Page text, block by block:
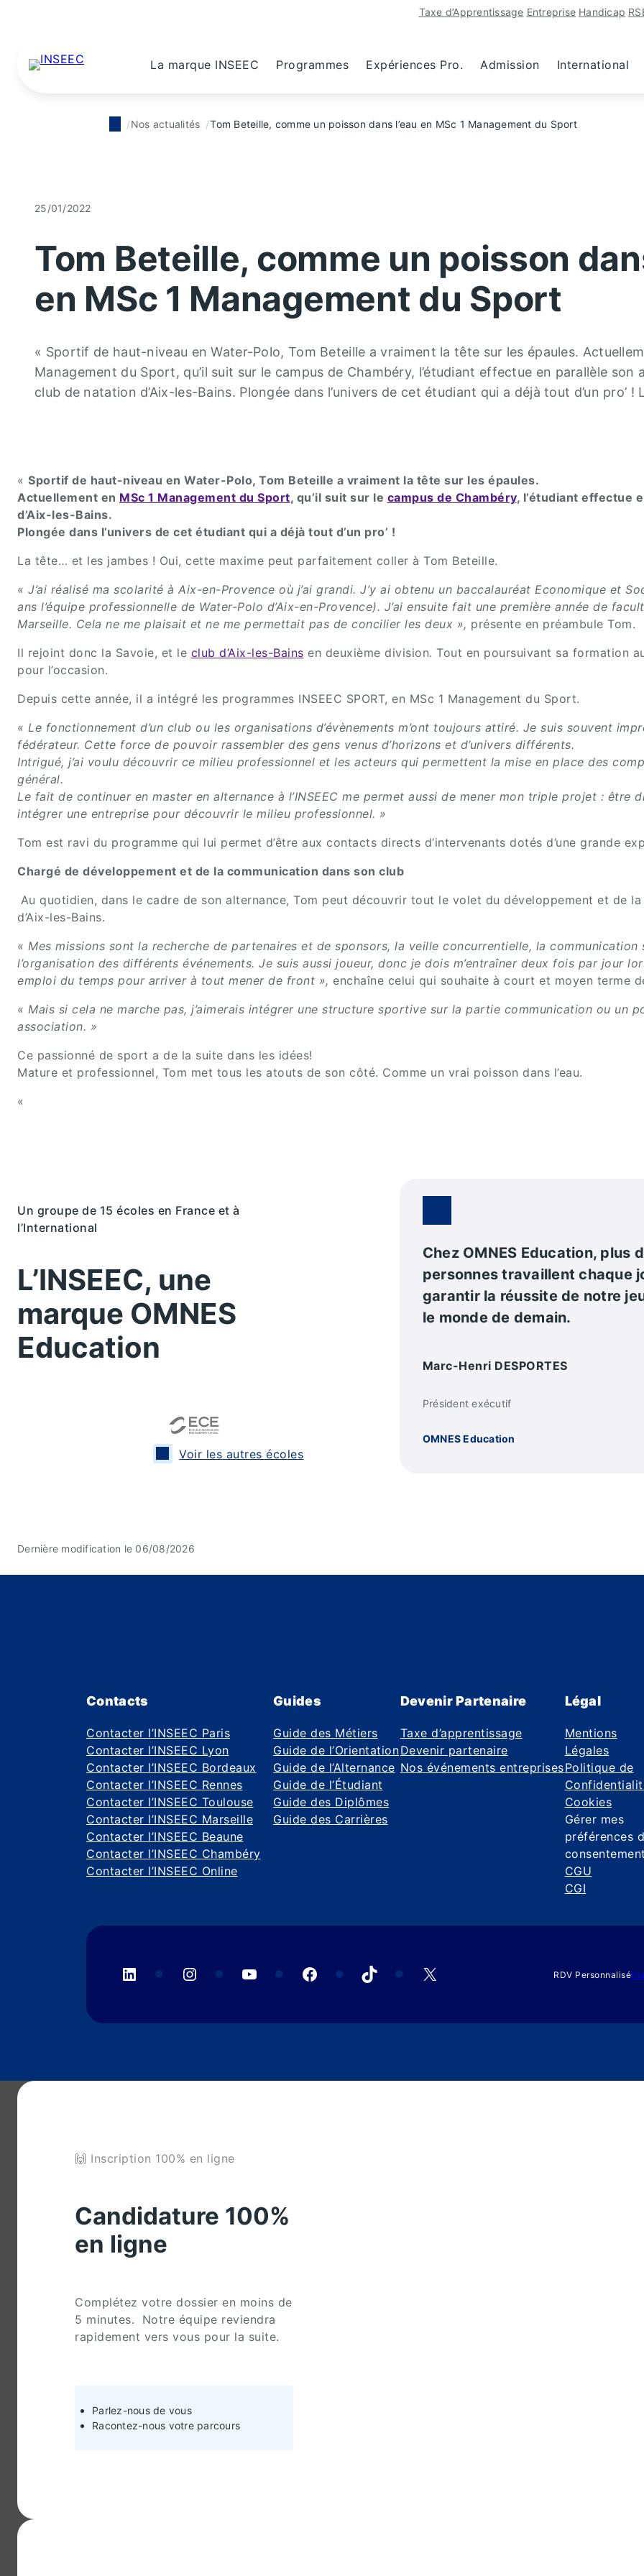
Taxe d’Apprentissage Entreprise Handicap
La marque INSEEC Programmes Expériences Pro. Admission International
Nos actualités Tom Beteille, comme un poisson dans l’eau en MSc 1 Management du Sport
25/01/2022
Tom Beteille, comme un poisson
en MSc 1 Management du Sport
« Sportif de haut-niveau en Water-Polo, Tom Beteille a vraiment la tête sur les épaules.
Management du Sport, qu’il suit sur le campus de Chambéry, l’étudiant effectue en parallèle son
club de natation d’Aix-les-Bains. Plongée dans l’univers de cet étudiant qui a déjà tout d’un pro’
« Sportif de haut-niveau en Water-Polo, Tom Beteille a vraiment la tête sur les épaules.
Actuellement en MSc 1 Management du Sport, qu’il suit sur le campus de Chambéry, l’étudiant effectue
d’Aix-les-Bains.
Plongée dans l’univers de cet étudiant qui a déjà tout d’un pro’ !
La tête… et les jambes ! Oui, cette maxime peut parfaitement coller à Tom Beteille.
« J’ai réalisé ma scolarité à Aix-en-Provence où j’ai grandi. J’y ai obtenu un baccalauréat Economique et
ans l’équipe professionnelle de Water-Polo d’Aix-en-Provence). J’ai ensuite fait une première année de
Marseille. Cela ne me plaisait et ne me permettait pas de concilier les deux », présente en préambule Tom.
Il rejoint donc la Savoie, et le club d’Aix-les-Bains en deuxième division. Tout en poursuivant sa formation
pour l’occasion.
Depuis cette année, il a intégré les programmes INSEEC SPORT, en MSc 1 Management du Sport.
« Le fonctionnement d’un club ou les organisations d’évènements m’ont toujours attiré. Je suis souvent
fédérateur. Cette force de pouvoir rassembler des gens venus d’horizons et d’univers différents.
Intrigué, j’ai voulu découvrir ce milieu professionnel et les acteurs qui permettent la mise en place des
général.
Le fait de continuer en master en alternance à l’INSEEC me permet aussi de mener mon triple projet : être
intégrer une entreprise pour découvrir le milieu professionnel. »
Tom est ravi du programme qui lui permet d’être aux contacts directs d’intervenants dotés d’une grande
Chargé de développement et de la communication dans son club
Au quotidien, dans le cadre de son alternance, Tom peut découvrir tout le volet du développement et de
d’Aix-les-Bains.
« Mes missions sont la recherche de partenaires et de sponsors, la veille concurrentielle, la
l’organisation des différents événements. Je suis aussi joueur, donc je dois m’entraîner deux fois par jour
emploi du temps pour arriver à tout mener de front », enchaîne celui qui souhaite à court et moyen terme
« Mais si cela ne marche pas, j’aimerais intégrer une structure sportive sur la partie communication ou un
association. »
Ce passionné de sport a de la suite dans les idées!
Mature et professionnel, Tom met tous les atouts de son côté. Comme un vrai poisson dans l’eau.
«
Un groupe de 15 écoles en France et à
l’International
L’INSEEC, une
marque OMNES
Education
Voir les autres écoles
Chez OMNES Education, plus
personnes travaillent chaque
garantir la réussite de notre
le monde de demain.
Marc-Henri DESPORTES
Président exécutif
OMNES Education
Dernière modification le 06/08/2026
Contacts
Contacter l’INSEEC Paris
Contacter l’INSEEC Lyon
Contacter l’INSEEC Bordeaux
Contacter l’INSEEC Rennes
Contacter l’INSEEC Toulouse
Contacter l’INSEEC Marseille
Contacter l’INSEEC Beaune
Contacter l’INSEEC Chambéry
Contacter l’INSEEC Online
Guides
Guide des Métiers
Guide de l’Orientation
Guide de l’Alternance
Guide de l’Étudiant
Guide des Diplômes
Guide des Carrières
Devenir Partenaire
Taxe d’apprentissage
Devenir partenaire
Nos événements entreprises
Légal
Mentions
Légales
Politique de
Cookies
Gérer mes
préférences
consentement
CGU
CGI
LinkedInInstagramYouTubeFacebookTikTok X RDV Personnalisé
🙌 Inscription 100% en ligne
Candidature 100%
en ligne
Complétez votre dossier en moins de
5 minutes. Notre équipe reviendra
rapidement vers vous pour la suite.
Parlez-nous de vous
Racontez-nous votre parcours